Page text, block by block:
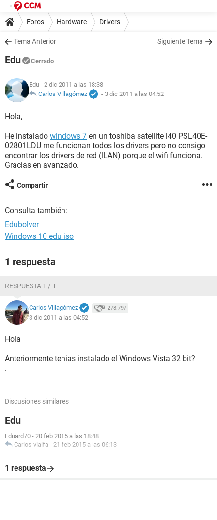
Foros Hardware Drivers
Tema Anterior Siguiente Tema
Edu Cerrado
Edu - 2 dic 2011 a las 18:38
Carlos Villagómez
- 3 dic 2011 a las 04:52
Hola,
He instalado windows 7 en un toshiba satellite l40 PSL40E-
02801LDU me funcionan todos los drivers pero no consigo
encontrar los drivers de red (lLAN) porque el wifi funciona.
Gracias en avanzado.
Compartir
Consulta también:
Edubolver
Windows 10 edu iso
1 respuesta
RESPUESTA 1 / 1
Carlos Villagómez 278.797
3 dic 2011 a las 04:52
Hola
Anteriormente tenias instalado el Windows Vista 32 bit?
.
Discusiones similares
Edu
Eduard70 - 20 feb 2015 a las 18:48
Carlos-vialfa - 21 feb 2015 a las 06:13
1 respuesta